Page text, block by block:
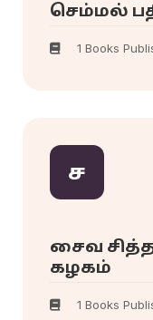
செம்மல்
1 Books
ச
சைவ
கழகம்
1 Books